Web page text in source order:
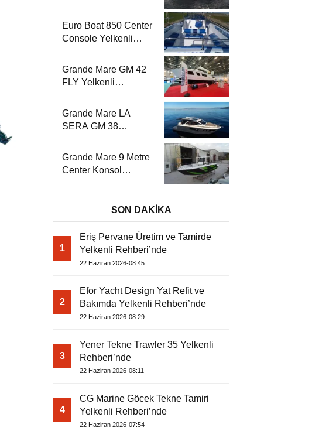
Euro Boat 850 Center
Console Yelkenli
Grande Mare GM 42
FLY Yelkenli
Grande Mare LA
SERA GM 38
Grande Mare 9 Metre
Center Konsol
SON DAKİKA
1
Eriş Pervane Üretim ve Tamirde
Yelkenli Rehberi’nde
22 Haziran 2026-08:45
2
Efor Yacht Design Yat Refit ve
Bakımda Yelkenli Rehberi’nde
22 Haziran 2026-08:29
3
Yener Tekne Trawler 35 Yelkenli
Rehberi’nde
22 Haziran 2026-08:11
4
CG Marine Göcek Tekne Tamiri
Yelkenli Rehberi’nde
22 Haziran 2026-07:54